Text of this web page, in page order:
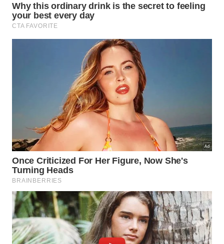
Quais são as melhores alternativas
para limpar sacadas pequenas?
Substituir o fluxo contínuo por utensílios simples
ajuda a manter o espaço limpo sem causar
confusão. O uso de vassouras com cerdas macias
recolhe a sujeira grossa, permitindo remover a
poeira sem derramar umaúnica
gota no chão da
varandaresidencial.